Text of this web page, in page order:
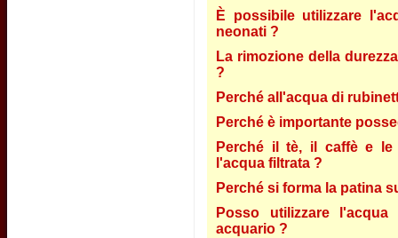
È possibile utilizzare
neonati ?
La rimozione della
?
Perché all'acqua di
Perché è importante
Perché il tè, il caffè e
l'acqua filtrata ?
Perché si forma la patina
Posso utilizzare
acquario ?